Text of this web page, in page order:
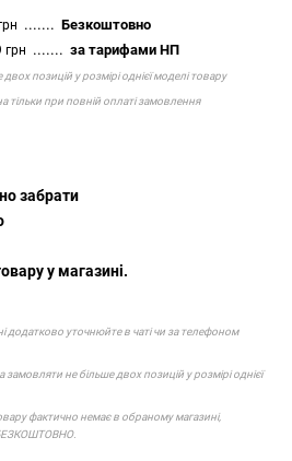
.......Безкоштовно
грн .......за тарифами НП
позицій у розмірі однієї моделі товару
тільки при повній оплаті замовлення
забрати
у магазині.
додатково уточнюйте в чаті чи за телефоном
не більше двох позицій у розмірі однієї
фактично немає в обраному магазині,